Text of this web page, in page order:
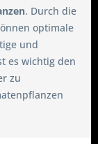
. Durch die
optimale
und
es wichtig den
zu